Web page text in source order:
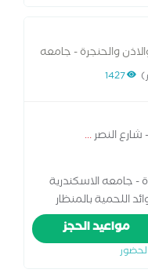
والحنجرة - جامعه
1427
النصر...
- جامعه الاسكندرية
اللحمية بالمنظار
التنفس اثناء النوم
مواعيد الحجز